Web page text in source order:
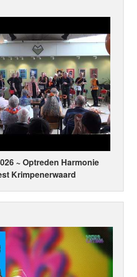
~ Optreden Harmonie
Krimpenerwaard